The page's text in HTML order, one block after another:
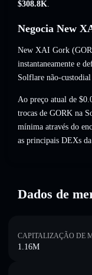
$308.8K.
Negocia New
New XAI Gork
instantaneamente e
Solflare não-custodial
Ao preço atual de
trocas de GORK na
mínima através do
as principais DEXs
Dados de
CAPITALIZAÇÃO DE
1.16M